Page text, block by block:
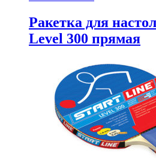
Ракетка для
Level 300 прямая